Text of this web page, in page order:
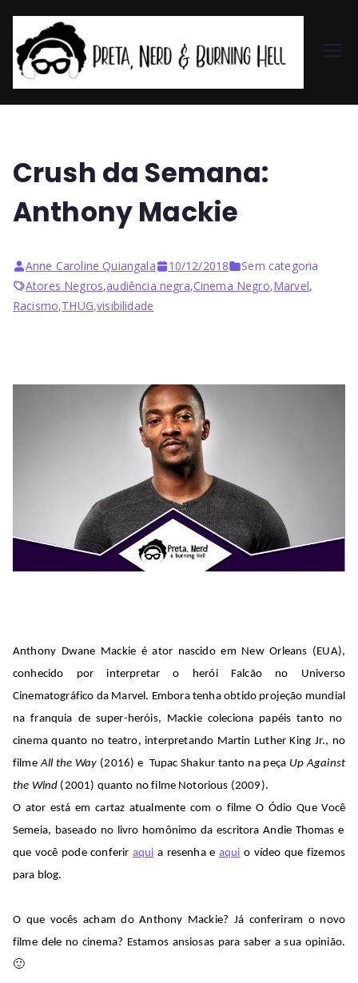
et
d
ll
Crush da Semana:
Anthony Mackie
Anne Caroline Quiangala 10/12/2018
Sem categoria
Atores Negros,audiência negra,Cinema Negro,Marvel,
Racismo,THUG,visibilidade
Anthony Dwane Mackie é ator nascido em New Orleans (EUA),
conhecido por interpretar o herói Falcão no Universo
Cinematográfico da Marvel. Embora tenha obtido projeção mundial
na franquia de super-heróis, Mackiecoleciona papéis tanto no
cinema quanto no teatro, interpretando Martin Luther King Jr., no
filmeAll the Way (2016) e Tupac Shakur tanto na peça Up Against
the Wind (2001) quanto no filme Notorious (2009).
O ator está em cartaz atualmente com o filme O Ódio Que Você
Semeia, baseado no livro homônimo da escritora Andie Thomas e
que você pode conferir aqui a resenha e aqui o vídeo que fizemos
para blog.
O que vocês acham do Anthony Mackie? Já conferiram o novo
filme dele no cinema? Estamos ansiosas para saber a sua opinião.
🙂